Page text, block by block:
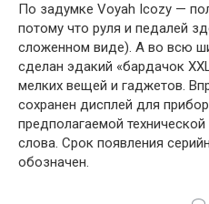
По задумке Voyah Icozy —
потому что руля и педалей
сложенном виде). А во всю
сделан эдакий «бардачок
мелких вещей и гаджетов.
сохранен дисплей для
предполагаемой
слова. Срок появления
обозначен.